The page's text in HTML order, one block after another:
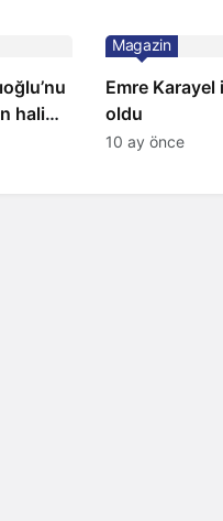
hali
Emre
oldu
Magazin
10 ay önce